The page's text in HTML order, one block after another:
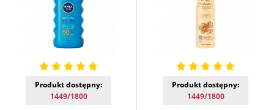
Produkt dostępny:
1449/1800
Produkt dostępny:
1449/1800